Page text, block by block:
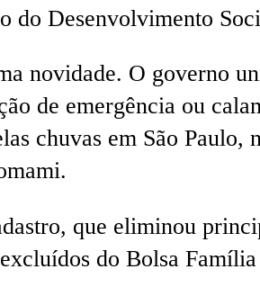
do Desenvolvimento
novidade. O governo
de emergência ou
chuvas em São
que eliminou
do Bolsa